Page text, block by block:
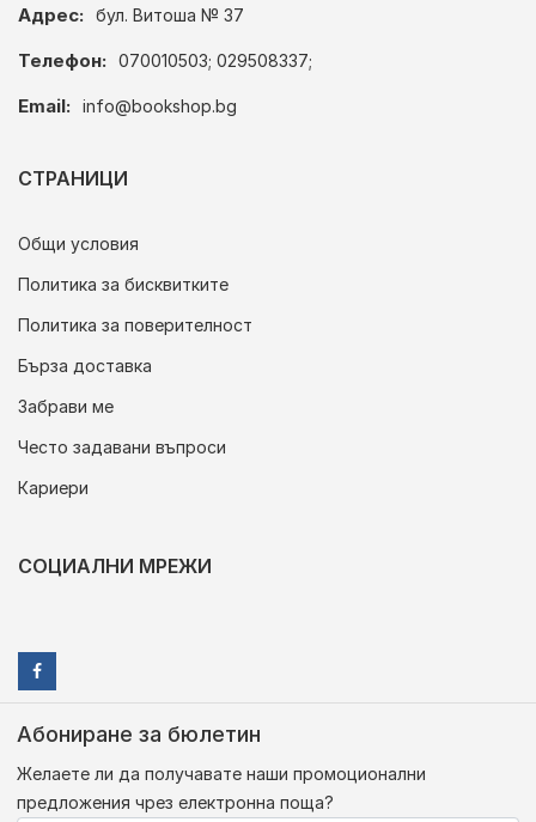
Адрес: бул. Витоша № 37
Телефон: 070010503; 029508337;
Email: info@bookshop.bg
СТРАНИЦИ
Общи условия
Политика за бисквитките
Политика за поверителност
Бърза доставка
Забрави ме
Често задавани въпроси
Кариери
СОЦИАЛНИ МРЕЖИ
Абониране за бюлетин
Желаете ли да получавате наши промоционални
предложения чрез електронна поща?